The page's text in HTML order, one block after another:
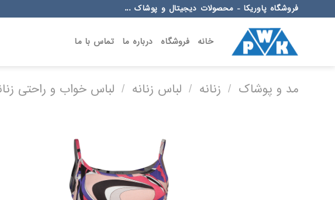
to
فروشگاه پاوریکا - محصولات دیجیتال و پوشاک ...
خانه فروشگاه درباره ما تماس با ما
مد و پوشاک / زنانه / لباس زنانه / لباس خواب و راحتی